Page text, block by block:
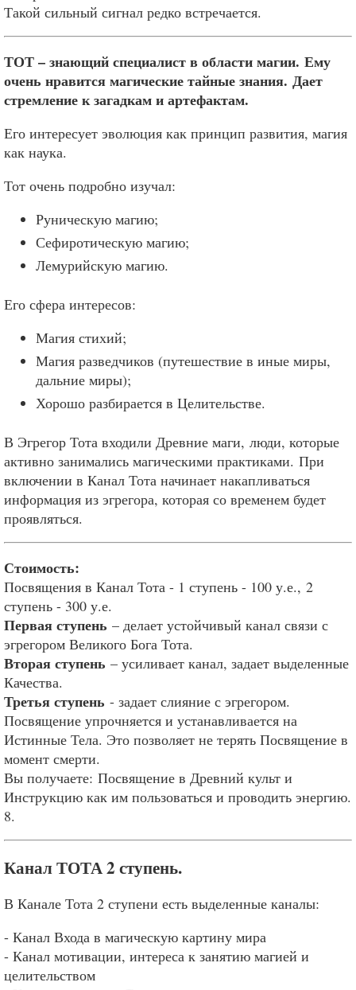
Такой сильный сигнал редко встречается.
ТОТ – знающий специалист в области магии. Ему
очень нравится магические тайные знания. Дает
стремление к загадкам и артефактам.
Его интересует эволюция как принцип развития, магия
как наука.
Тот очень подробно изучал:
Руническую магию;
Сефиротическую магию;
Лемурийскую магию.
Его сфера интересов:
Магия стихий;
Магия разведчиков (путешествие в иные миры,
дальние миры);
Хорошо разбирается в Целительстве.
В Эгрегор Тота входили Древние маги, люди, которые
активно занимались магическими практиками. При
включении в Канал Тота начинает накапливаться
информация из эгрегора, которая со временем будет
проявляться.
Стоимость:
Посвящения в Канал Тота - 1 ступень - 100 у.е., 2
ступень - 300 у.е.
Первая ступень – делает устойчивый канал связи с
эгрегором Великого Бога Тота.
Вторая ступень – усиливает канал, задает выделенные
Качества.
Третья ступень - задает слияние с эгрегором.
Посвящение упрочняется и устанавливается на
Истинные Тела. Это позволяет не терять Посвящение в
момент смерти.
Вы получаете: Посвящение в Древний культ и
Инструкцию как им пользоваться и проводить энергию.
8.
Канал ТОТА 2 ступень.
В Канале Тота 2 ступени есть выделенные каналы:
- Канал Входа в магическую картину мира
- Канал мотивации, интереса к занятию магией и
целительством